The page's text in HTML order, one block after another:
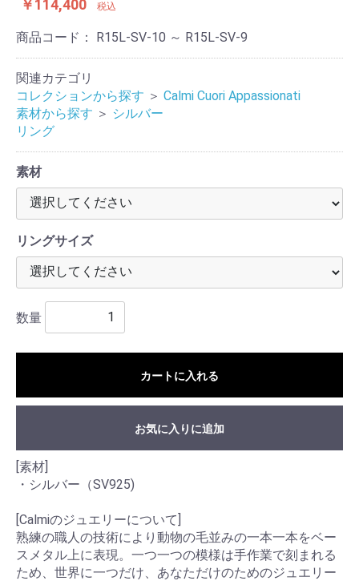
￥114,400 税込
商品コード： R15L-SV-10 ～ R15L-SV-9
関連カテゴリ
コレクションから探す ＞ Calmi Cuori Appassionati
素材から探す ＞ シルバー
リング
素材
リングサイズ
数量
カートに入れる
お気に入りに追加
[素材]
・シルバー（SV925)
[Calmiのジュエリーについて]
熟練の職人の技術により動物の毛並みの一本一本をベー
スメタル上に表現。一つ一つの模様は手作業で刻まれる
ため、世界に一つだけ、あなただけのためのジュエリー